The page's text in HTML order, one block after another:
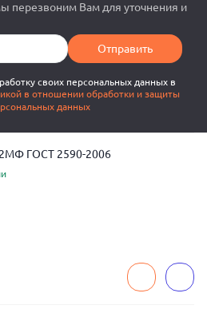
перезвоним Вам для уточнения и
Отправить
своих персональных данных в
в отношении обработки и защиты
данных
ГОСТ 2590-2006